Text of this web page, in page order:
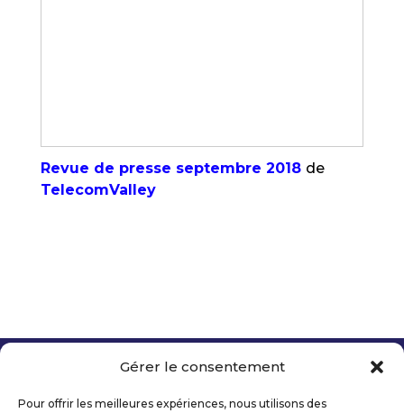
Gérer le consentement
Pour offrir les meilleures expériences, nous utilisons des
Revue de presse septembre 2018 de
TelecomValley